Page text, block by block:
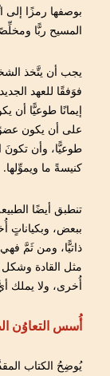
بوصفها رمزًا
المسيح ربًّا
يجب أن يتَّخذ
فوَفقًا للعهد
إيمانًا طوعيًّا أن
على أن يكون
طوعيًّا، وأن تكونَ
كنيسةً ما ويموِّلها.
تنطبق أيضًا
ببعض، وبكياناتٍ
ذاتيًّا، ومن ثَمَّ
مثل القادة وشكل
أُخرى، ولا يملك
أُسس التعاوُن
يُوضِحُ الكتاب